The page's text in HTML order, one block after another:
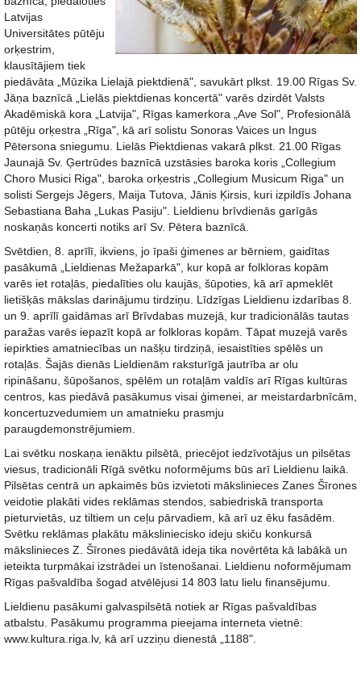
Latvijas
Universitātes pūtēju
orķestrim,
klausītājiem tiek
piedāvāta „Mūzika Lielajā piektdienā", savukārt plkst. 19.00 Rīgas Sv.
Jāņa baznīcā „Lielās piektdienas koncertā" varēs dzirdēt Valsts
Akadēmiskā kora „Latvija", Rīgas kamerkora „Ave Sol", Profesionālā
pūtēju orķestra „Rīga", kā arī solistu Sonoras Vaices un Ingus
Pētersona sniegumu. Lielās Piektdienas vakarā plkst. 21.00 Rīgas
Jaunajā Sv. Ģertrūdes baznīcā uzstāsies baroka koris „Collegium
Choro Musici Riga", baroka orķestris „Collegium Musicum Riga" un
solisti Sergejs Jēgers, Maija Tutova, Jānis Ķirsis, kuri izpildīs Johana
Sebastiana Baha „Lukas Pasiju". Lieldienu brīvdienās garīgās
noskaņās koncerti notiks arī Sv. Pētera baznīcā.
Svētdien, 8. aprīlī, ikviens, jo īpaši ģimenes ar bērniem, gaidītas
pasākumā „Lieldienas Mežaparkā", kur kopā ar folkloras kopām
varēs iet rotaļās, piedalīties olu kaujās, šūpoties, kā arī apmeklēt
lietišķās mākslas darinājumu tirdziņu. Līdzīgas Lieldienu izdarības 8.
un 9. aprīlī gaidāmas arī Brīvdabas muzejā, kur tradicionālās tautas
paražas varēs iepazīt kopā ar folkloras kopām. Tāpat muzejā varēs
iepirkties amatniecības un našķu tirdziņā, iesaistīties spēlēs un
rotaļās. Šajās dienās Lieldienām raksturīgā jautrība ar olu
ripināšanu, šūpošanos, spēlēm un rotaļām valdīs arī Rīgas kultūras
centros, kas piedāvā pasākumus visai ģimenei, ar meistardarbnīcām,
koncertuzvedumiem un amatnieku prasmju
paraugdemonstrējumiem.
Lai svētku noskaņa ienāktu pilsētā, priecējot iedzīvotājus un pilsētas
viesus, tradicionāli Rīgā svētku noformējums būs arī Lieldienu laikā.
Pilsētas centrā un apkaimēs būs izvietoti mākslinieces Zanes Šīrones
veidotie plakāti vides reklāmas stendos, sabiedriskā transporta
pieturvietās, uz tiltiem un ceļu pārvadiem, kā arī uz ēku fasādēm.
Svētku reklāmas plakātu māksliniecisko ideju skiču konkursā
mākslinieces Z. Šīrones piedāvātā ideja tika novērtēta kā labākā un
ieteikta turpmākai izstrādei un īstenošanai. Lieldienu noformējumam
Rīgas pašvaldība šogad atvēlējusi 14 803 latu lielu finansējumu.
Lieldienu pasākumi galvaspilsētā notiek ar Rīgas pašvaldības
atbalstu. Pasākumu programma pieejama interneta vietnē:
www.kultura.riga.lv, kā arī uzziņu dienestā „1188".